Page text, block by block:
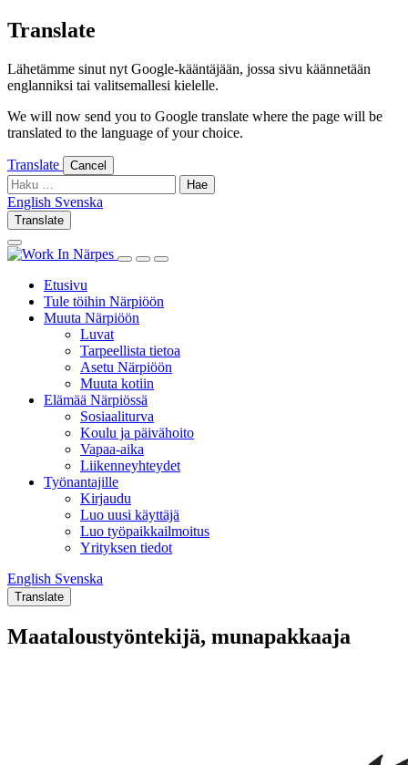
Skip
to
Translate
Lähetämme sinut nyt Google-kääntäjään, jossa sivu käännetään
englanniksi tai valitsemallesi kielelle.
We will now send you to Google translate where the page will be
translated to the language of your choice.
Translate Cancel
Haku:
English English
Svenska
Translate
Log
inSearch
this
LogSearchShow
Etusivu
Tule töihin Närpiöön
Muuta Närpiöön
Luvat
Tarpeellista tietoa
Asetu Närpiöön
Muuta kotiin
Elämää Närpiössä
Sosiaaliturva
Koulu ja päivähoito
Vapaa-aika
Liikenneyhteydet
Työnantajille
Kirjaudu
Luo uusi käyttäjä
Luo työpaikkailmoitus
Yrityksen tiedot
English English
Svenska
Translate
Maataloustyöntekijä, munapakkaaja